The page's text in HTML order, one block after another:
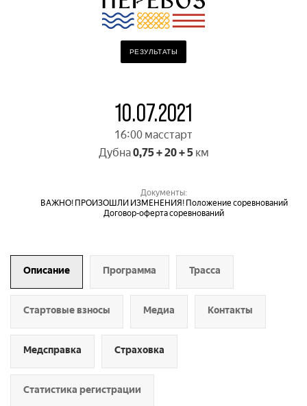
РЕЗУЛЬТАТЫ
10.07.2021
16:00 масстарт
Дубна0,75 + 20 + 5км
Документы:
ВАЖНО! ПРОИЗОШЛИ ИЗМЕНЕНИЯ! Положение соревнований
Договор-оферта соревнований
Описание Программа Трасса
Стартовые взносы Медиа Контакты
Медсправка Страховка
Статистика регистрации